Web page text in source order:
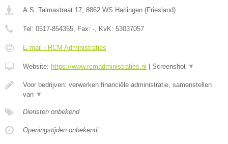
A.S. Talmastraat 17 8862 WS Harlingen (Friesland)
Tel: 0517-854355 , Fax: - , KvK: 53037057
E-mail › RCM Administraties
Website: https://www.rcmadministraties.nl Screenshot ▼
Voor bedrijven: verwerken financiële administratie, samenstellen
van ▼
Diensten onbekend
Openingstijden onbekend